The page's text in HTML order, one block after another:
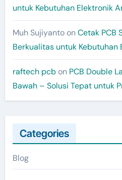
untuk Kebutuhan Elektronik
Muh SujiyantoonCetak PCB
Berkualitas untuk Kebutuhan
raftech pcbon PCB Double
Bawah – Solusi Tepat untuk
Categories
Blog